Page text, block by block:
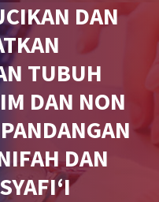
DAN
TUBUH
DAN NON
DAN